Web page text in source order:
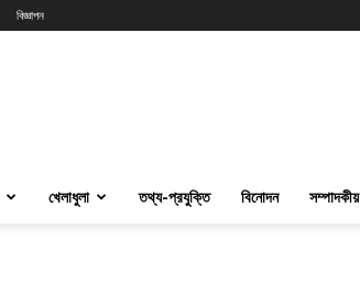
বিজ্ঞাপন
খেলাধুলা তথ্য-প্রযুক্তি বিনোদন সম্পাদকীয়